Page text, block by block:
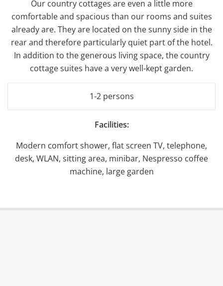
Our country cottages are even a little more
comfortable and spacious than our rooms and suites
already are. They are located on the sunny side in the
rear and therefore particularly quiet part of the hotel.
In addition to the generous living space, the country
cottage suites have a very well-kept garden.
1-2 persons
Facilities:
Modern comfort shower, flat screen TV, telephone,
desk, WLAN, sitting area, minibar, Nespresso coffee
machine, large garden